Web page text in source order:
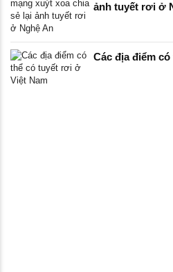
ảnh tuyết rơi ở
Các địa điểm